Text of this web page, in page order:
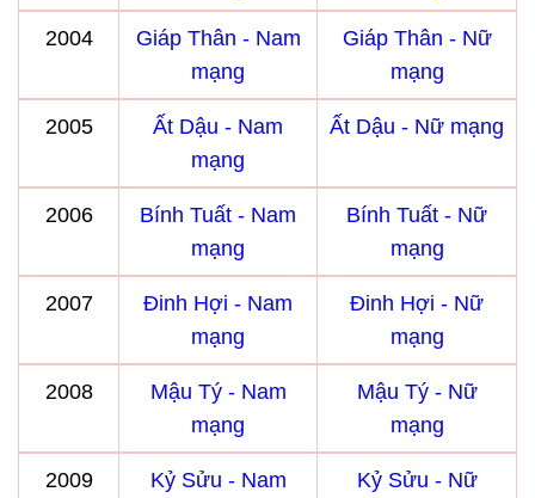
2004
Giáp Thân - Nam
mạng
Giáp Thân - Nữ
mạng
2005
Ất Dậu - Nam
mạng
Ất Dậu - Nữ mạng
2006
Bính Tuất - Nam
mạng
Bính Tuất - Nữ
mạng
2007
Đinh Hợi - Nam
mạng
Đinh Hợi - Nữ
mạng
2008
Mậu Tý - Nam
mạng
Mậu Tý - Nữ
mạng
2009
Kỷ Sửu - Nam
Kỷ Sửu - Nữ